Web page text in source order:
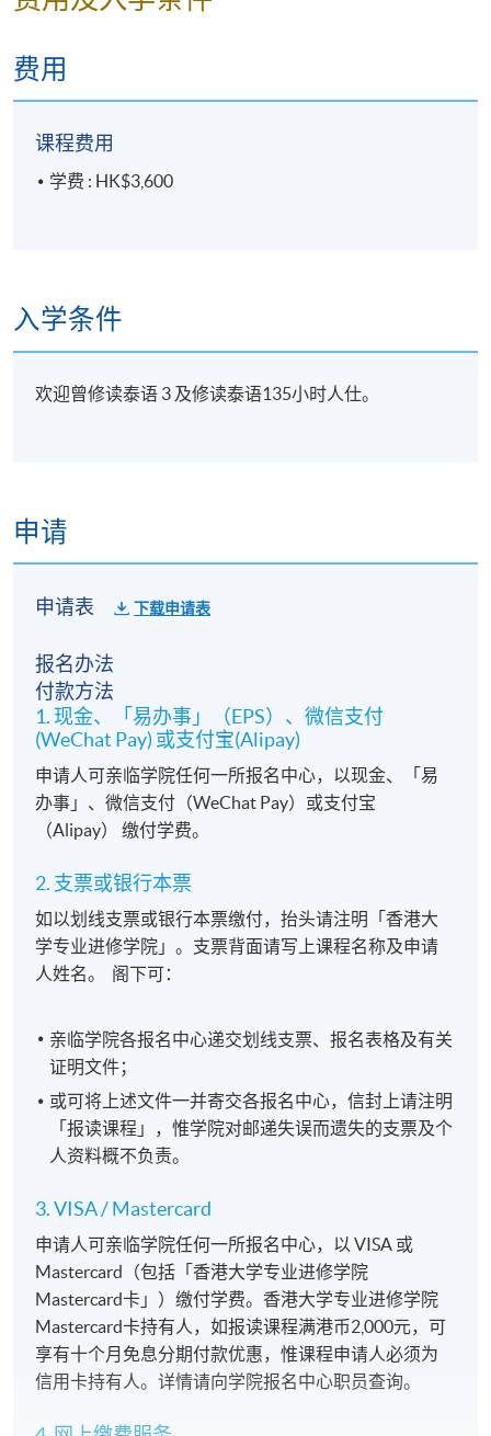
功开班。如成功开班, 学员可由收到讯息当天起於办公
2:00pm-6:00pm (星期六、日及公众假期休息)；到泰语
组办公室取书 (香港北角英皇道250号北角城中心11
课程进度表及上课连结会於开课前经SOUL2.0网上学习
时间
导师
吳女仕(Ms Kittiporn) （18講45小時 - 每課 2.5
修业期
18讲45小时
费用
课程费用
学费 : HK$3,600
入学条件
欢迎曾修读泰语 3 及修读泰语135小时人仕。
申请
申请表 下载申请表
报名办法
付款方法
1. 现金、「易办事」（EPS）、微信支付
(WeChat Pay) 或支付宝(Alipay)
申请人可亲临学院任何一所报名中心，以现金、「易
办事」、微信支付（WeChat Pay）或支付宝
（Alipay） 缴付学费。
2. 支票或银行本票
如以划线支票或银行本票缴付，抬头请注明「香港大
学专业进修学院」。支票背面请写上课程名称及申请
人姓名。 阁下可：
亲临学院各报名中心递交划线支票、报名表格及有关
证明文件；
或可将上述文件一并寄交各报名中心，信封上请注明
「报读课程」，惟学院对邮递失误而遗失的支票及个
人资料概不负责。
3. VISA / Mastercard
申请人可亲临学院任何一所报名中心，以 VISA 或
Mastercard（包括「香港大学专业进修学院
Mastercard卡」）缴付学费。香港大学专业进修学院
Mastercard卡持有人，如报读课程满港币2,000元，可
享有十个月免息分期付款优惠，惟课程申请人必须为
信用卡持有人。详情请向学院报名中心职员查询。